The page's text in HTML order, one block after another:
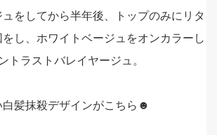
をしてから半年後、トップのみにリタ
し、ホワイトベージュをオンカラーし
トラストバレイヤージュ。
白髪抹殺デザインがこちら☻